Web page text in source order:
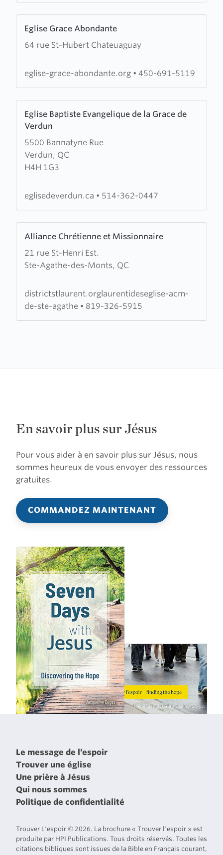
Eglise Grace Abondante
64 rue St-Hubert Chateuaguay
more
about
Grace
eglise-grace-abondante.org • 450-691-5119
Eglise Baptiste Evangelique de la Grace de
Verdun
5500 Bannatyne Rue
Verdun, QC
H4H 1G3
more
about
Eglise
Baptiste
Evangelique
Verdun
eglisedeverdun.ca • 514-362-0447
Alliance Chrétienne et Missionnaire
21 rue St-Henri Est.
Ste-Agathe-des-Monts, QC
more
about
Alliance
Missionnaire
districtstlaurent.orglaurentideseglise-acm-
de-ste-agathe • 819-326-5915
En savoir plus sur Jésus
Pour vous aider à en savoir plus sur Jésus, nous
sommes heureux de vous envoyer des ressources
gratuites.
COMMANDEZ MAINTENANT
Le message de l’espoir
Trouver une église
Une prière à Jésus
Qui nous sommes
Politique de confidentialité
Trouver L'espoir © 2026. La brochure « Trouver l'espoir » est
produite par HPI Publications. Tous droits réservés. Toutes les
citations bibliques sont issues de la Bible en Français courant,